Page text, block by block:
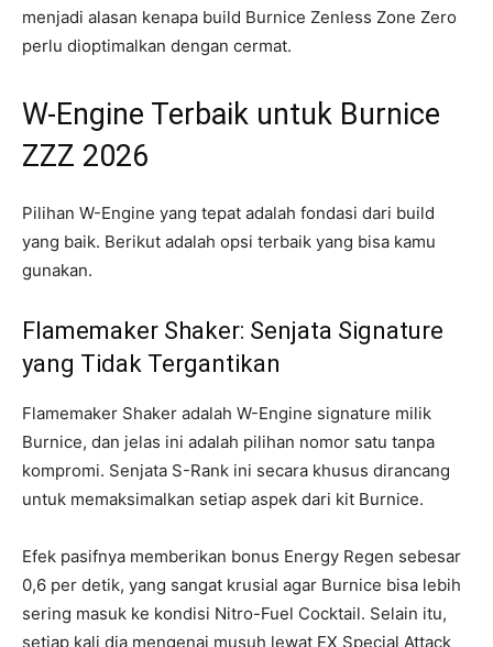
menjadi alasan kenapa build Burnice Zenless Zone Zero
perlu dioptimalkan dengan cermat.
W-Engine Terbaik untuk Burnice
ZZZ 2026
Pilihan W-Engine yang tepat adalah fondasi dari build
yang baik. Berikut adalah opsi terbaik yang bisa kamu
gunakan.
Flamemaker Shaker: Senjata Signature
yang Tidak Tergantikan
Flamemaker Shaker adalah W-Engine signature milik
Burnice, dan jelas ini adalah pilihan nomor satu tanpa
kompromi. Senjata S-Rank ini secara khusus dirancang
untuk memaksimalkan setiap aspek dari kit Burnice.
Efek pasifnya memberikan bonus Energy Regen sebesar
0,6 per detik, yang sangat krusial agar Burnice bisa lebih
sering masuk ke kondisi Nitro-Fuel Cocktail. Selain itu,
setiap kali dia mengenai musuh lewat EX Special Attack